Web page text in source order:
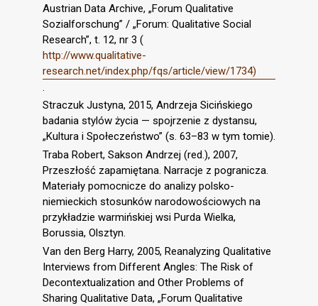
Austrian Data Archive, „Forum Qualitative
Sozialforschung” / „Forum: Qualitative Social
Research”, t. 12, nr 3 (
http://www.qualitative-
research.net/index.php/fqs/article/view/1734)
Straczuk Justyna, 2015, Andrzeja Sicińskiego
badania stylów życia — spojrzenie z dystansu,
„Kultura i Społeczeństwo” (s. 63–83 w tym tomie).
Traba Robert, Sakson Andrzej (red.), 2007,
Przeszłość zapamiętana. Narracje z pogranicza.
Materiały pomocnicze do analizy polsko-
niemieckich stosunków narodowościowych na
przykładzie warmińskiej wsi Purda Wielka,
Borussia, Olsztyn.
Van den Berg Harry, 2005, Reanalyzing Qualitative
Interviews from Different Angles: The Risk of
Decontextualization and Other Problems of
Sharing Qualitative Data, „Forum Qualitative